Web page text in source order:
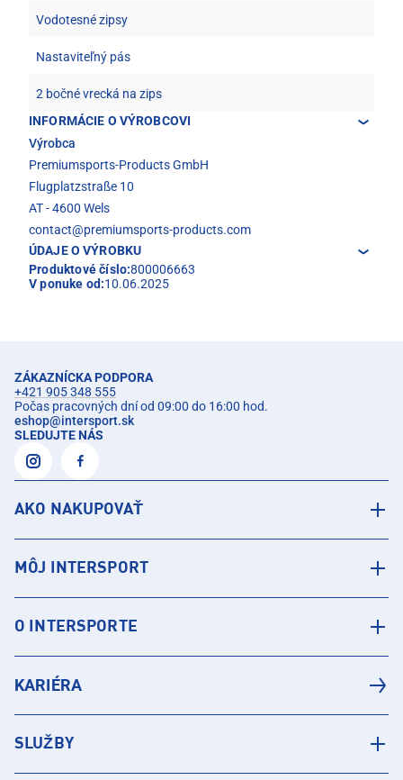
Vodotesné zipsy
Nastaviteľný pás
2 bočné vrecká na zips
INFORMÁCIE O VÝROBCOVI
Výrobca
Premiumsports-Products GmbH
Flugplatzstraße 10
AT - 4600 Wels
contact@premiumsports-products.com
ÚDAJE O VÝROBKU
Produktové číslo:800006663
V ponuke od:10.06.2025
ZÁKAZNÍCKA PODPORA
+421 905 348 555
Počas pracovných dní od 09:00 do 16:00 hod.
eshop@intersport.sk
SLEDUJTE NÁS
AKO NAKUPOVAŤ
MÔJ INTERSPORT
O INTERSPORTE
KARIÉRA
SLUŽBY